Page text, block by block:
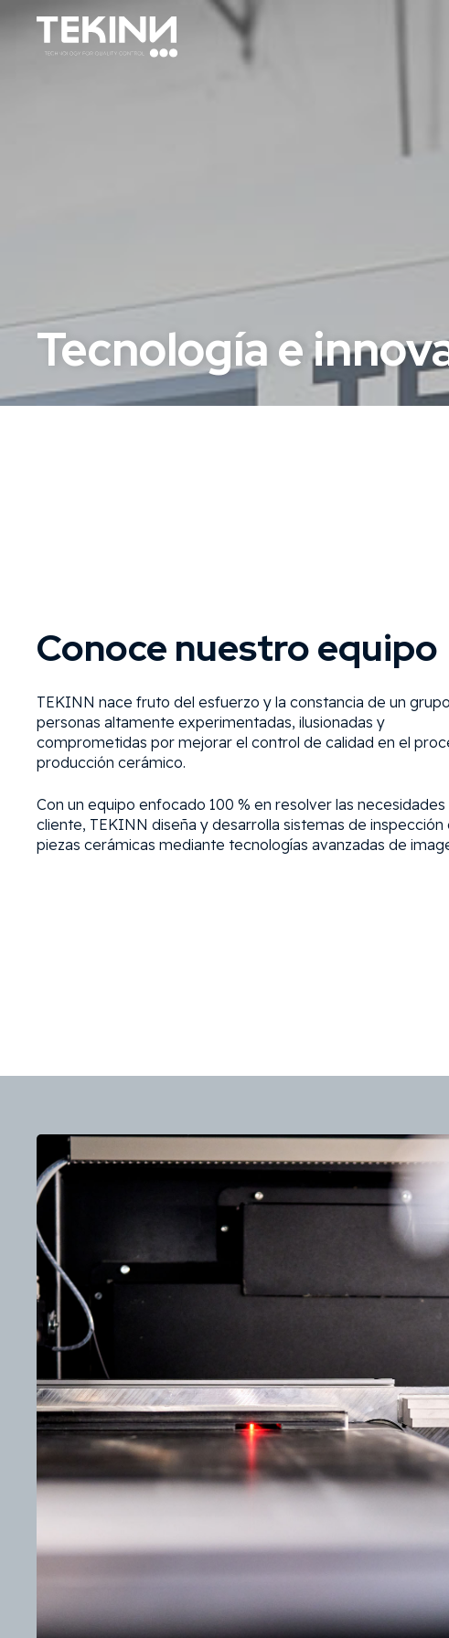
Tecnología e
Conoce nuestro equipo
TEKINN nace fruto del esfuerzo y la constancia de un
personas altamente experimentadas, ilusionadas y
comprometidas por mejorar el control de calidad en el
producción cerámico.
Con un equipo enfocado 100 % en resolver las necesidades
cliente, TEKINN diseña y desarrolla sistemas de inspección
piezas cerámicas mediante tecnologías avanzadas de